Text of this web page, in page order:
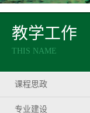
教学工作
THIS NAME
课程思政
专业建设